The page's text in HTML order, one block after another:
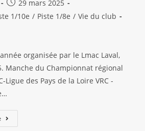
Publication
publiée :
29 mars 2025
1/10e / Piste 1/8e / Vie du club
organisée par le Lmac Laval,
Manche du Championnat régional
Ligue des Pays de la Loire VRC -
Course
Piste